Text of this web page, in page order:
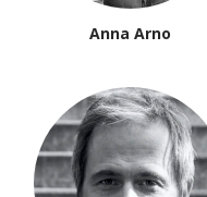
Anna Arno